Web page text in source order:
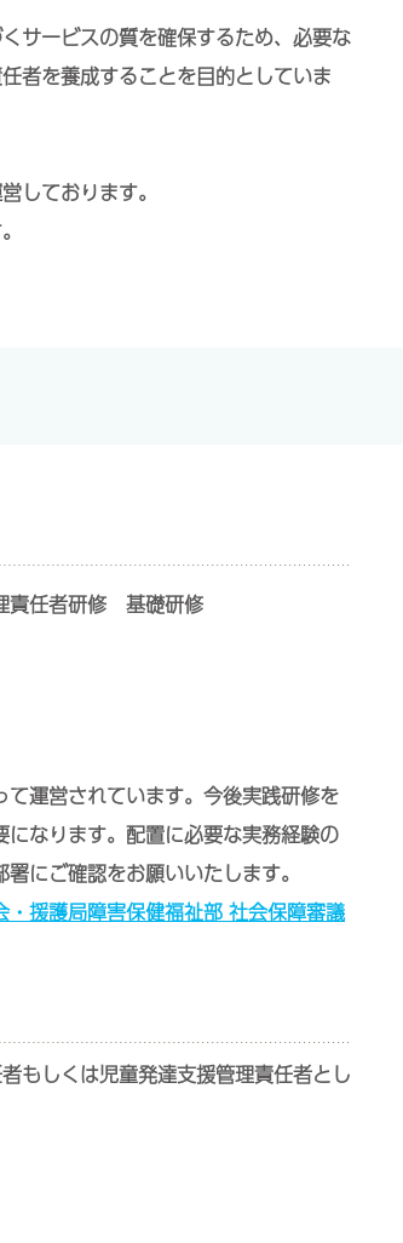
サービスの質を確保するため、必要な
者を養成することを目的としていま
しております。
責任者研修 基礎研修
運営されています。今後実践研修を
なります。配置に必要な実務経験の
にご確認をお願いいたします。
援護局障害保健福祉部 社会保障審議
もしくは児童発達支援管理責任者とし